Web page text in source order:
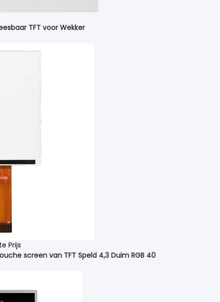
TFT voor Wekker
Prijs
screen van TFT Speld 4,3 Duim RGB 40